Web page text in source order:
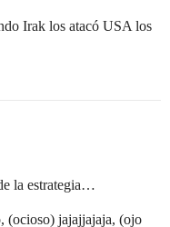
Irak los atacó USA los
la estrategia…
(ocioso) jajajjajaja, (ojo